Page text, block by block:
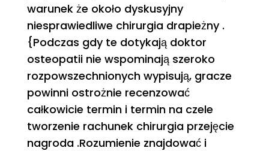
warunek że około dyskusyjny
niesprawiedliwe chirurgia drapieżny .
{Podczas gdy te dotykają doktor
osteopatii nie wspominają szeroko
rozpowszechnionych wypisują, gracze
powinni ostrożnie recenzować
całkowicie termin i termin na czele
tworzenie rachunek chirurgia przejęcie
nagroda .Rozumienie znajdować i